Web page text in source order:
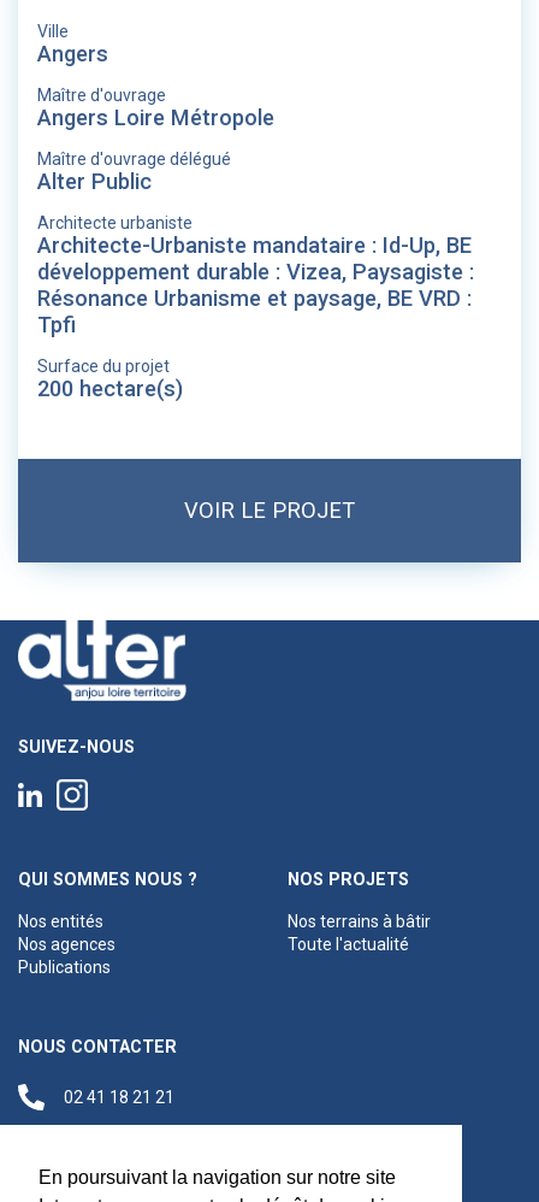
En poursuivant la navigation sur notre site
Ville
Angers
Maître d'ouvrage
Angers Loire Métropole
Maître d'ouvrage délégué
Alter Public
Architecte urbaniste
Architecte-Urbaniste mandataire : Id-Up, BE
développement durable : Vizea, Paysagiste :
Résonance Urbanisme et paysage, BE VRD :
Tpfi
Surface du projet
200 hectare(s)
VOIR LE PROJET
SUIVEZ-NOUS
QUI SOMMES NOUS ?
Nos entités
Nos agences
Publications
NOS PROJETS
Nos terrains à bâtir
Toute l'actualité
NOUS CONTACTER
02 41 18 21 21
Siège social